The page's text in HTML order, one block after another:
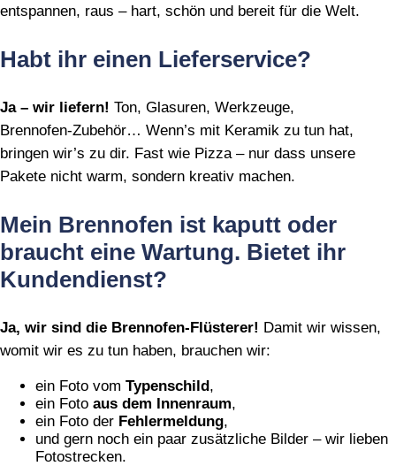
entspannen, raus – hart, schön und bereit für die Welt.
Habt ihr einen Lieferservice?
Ja – wir liefern! Ton, Glasuren, Werkzeuge,
Brennofen‑Zubehör… Wenn’s mit Keramik zu tun hat,
bringen wir’s zu dir. Fast wie Pizza – nur dass unsere
Pakete nicht warm, sondern kreativ machen.
Mein Brennofen ist kaputt oder
braucht eine Wartung. Bietet ihr
Kundendienst?
Ja, wir sind die Brennofen‑Flüsterer! Damit wir wissen,
womit wir es zu tun haben, brauchen wir:
ein Foto vom Typenschild,
ein Foto aus dem Innenraum,
ein Foto der Fehlermeldung,
und gern noch ein paar zusätzliche Bilder – wir lieben
Fotostrecken.